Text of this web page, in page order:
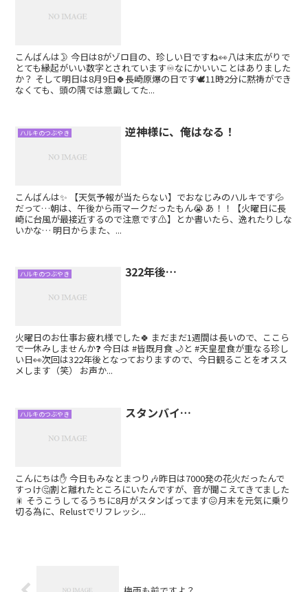
こんばんは🌛 今日は8がゾロ目の、珍しい日ですね👀八は末広がりで
とても縁起がいい数字とされています♾️なにかいいことはありました
か？ そして明日は8月9日🍀長崎原爆の日です🕊11時2分に黙祷ができ
なくても、頭の隅では意識してた...
ハルキのつぶやき 逆神様に、俺はなる！
こんばんは✨ 【天気予報が当たらない】でおなじみのハルキです💦
だって…朝は、午後から雨マークだったもん😭 あ！！【火曜日に長
崎に台風が最接近するので注意です⚠️】とか書いたら、逸れたりしな
いかな… 明日からまた、...
ハルキのつぶやき 322年後…
火曜日のお仕事お疲れ様でした🍀 まだまだ1週間は長いので、ここら
で一休みしませんか❓ 今日は #皆既月食 🌙と #天皇星食が重なる珍し
い日👀次回は322年後となっておりますので、今日観ることをオスス
メします（笑） お声か...
ハルキのつぶやき スタンバイ…
こんにちは✋ 今日もみなとまつり🎶昨日は7000発の花火だったんで
すっけ🤔割と離れたところにいたんですが、音が聞こえてきてました
🎇 そうこうしてるうちに8月がスタンばってます😖月末を元気に乗り
切る為に、Relustでリフレッシ...